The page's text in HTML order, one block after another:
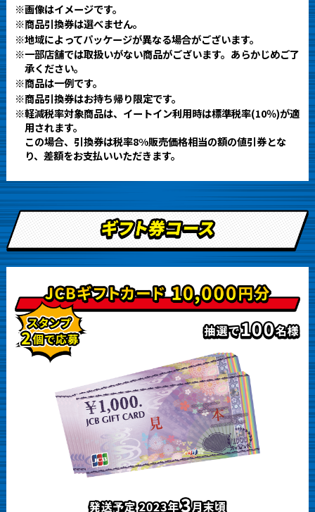
※画像はイメージです。
※商品引換券は選べません。
※地域によってパッケージが異なる場合がございます。
※一部店舗では取扱いがない商品がございます。あらかじめご了
承ください。
※商品は一例です。
※商品引換券はお持ち帰り限定です。
※軽減税率対象商品は、イートイン利用時は標準税率(10％)が適
用されます。
この場合、引換券は税率8%販売価格相当の額の値引券とな
り、差額をお支払いいただきます。